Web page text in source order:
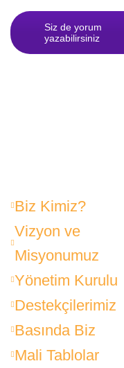
Siz de yorum
yazabilirsiniz
Biz Kimiz?
Vizyon ve
Misyonumuz
Yönetim Kurulu
Destekçilerimiz
Basında Biz
Mali Tablolar